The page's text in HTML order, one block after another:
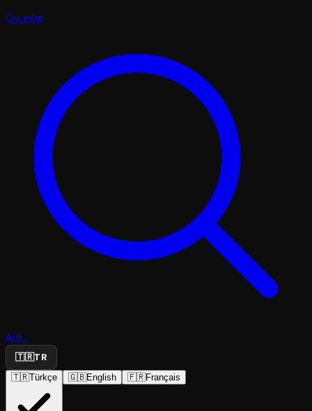
Oyunlar
Ara...
🇹🇷TR
🇹🇷Türkçe 🇬🇧English 🇫🇷Français